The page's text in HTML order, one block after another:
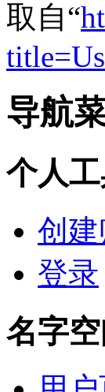
取自“
导航
个人
创
登录
名字空